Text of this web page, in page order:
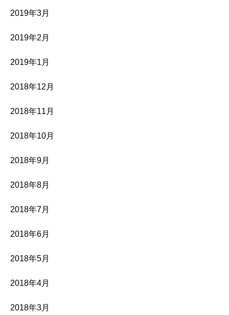
2019年3月
2019年2月
2019年1月
2018年12月
2018年11月
2018年10月
2018年9月
2018年8月
2018年7月
2018年6月
2018年5月
2018年4月
2018年3月